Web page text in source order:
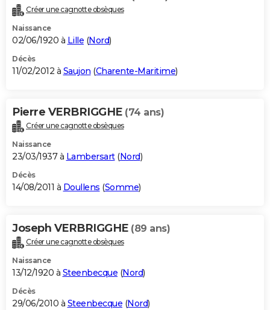
Créer une cagnotte obsèques
Naissance
02/06/1920 à Lille (Nord)
Décès
11/02/2012 à Saujon (Charente-Maritime)
Pierre VERBRIGGHE (74 ans)
Créer une cagnotte obsèques
Naissance
23/03/1937 à Lambersart(Nord)
Décès
14/08/2011 à Doullens (Somme)
Joseph VERBRIGGHE (89 ans)
Créer une cagnotte obsèques
Naissance
13/12/1920 à Steenbecque (Nord)
Décès
29/06/2010 à Steenbecque (Nord)